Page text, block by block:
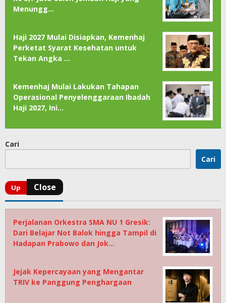
Menungg…
Haji 2027 Mulai Disiapkan, Kemenhaj
Perketat Syarat Kesehatan untuk
Tekan Angka …
Kemenhaj Mulai Lakukan Tahapan
Operasional Penyelenggaraan Ibadah
Haji 2027, Ini…
Cari
Cari
Perjalanan Orkestra SMA NU 1 Gresik:
Dari Belajar Not Balok hingga Tampil di
Hadapan Prabowo dan Jok…
Jejak Kepercayaan yang Mengantar
TRIV ke Panggung Penghargaan